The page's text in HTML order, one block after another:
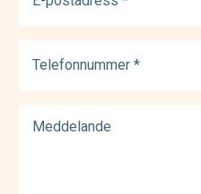
postadress
(Required)